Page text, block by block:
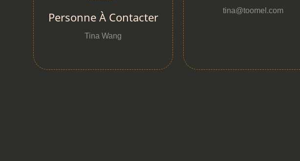
Personne À Contacter
Tina Wang
tina@toomel.com